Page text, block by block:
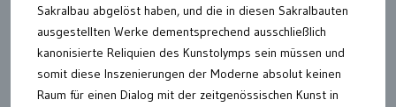
Sakralbau abgelöst haben, und die in diesen Sakralbauten
ausgestellten Werke dementsprechend ausschließlich
kanonisierte Reliquien des Kunstolymps sein müssen und
somit diese Inszenierungen der Moderne absolut keinen
Raum für einen Dialog mit der zeitgenössischen Kunst in